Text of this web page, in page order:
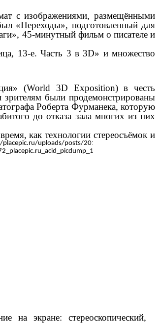
с изображениями, размещёнными
«Переходы», подготовленный для
45-минутный фильм о писателе и
13-е. Часть 3 в 3D» и множество
(World 3D Exposition) в честь
зрителям были продемонстрированы
Роберта Фурманека, которую
до отказа зала многих из них
как технологии стереосъёмок и
на экране: стереоскопический,